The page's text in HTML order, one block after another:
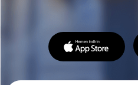
üye olabilirim
Kayseri Büyükşehir Belediyesi